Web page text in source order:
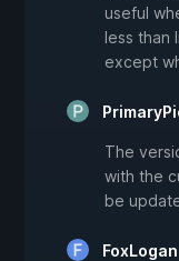
useful
less than
except
The
with the
be
FoxLogan